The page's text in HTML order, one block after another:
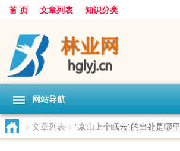
首 页 文章列表 知识分类
网站导航
> 文章列表 > “京山上个眠云”的出处是哪里